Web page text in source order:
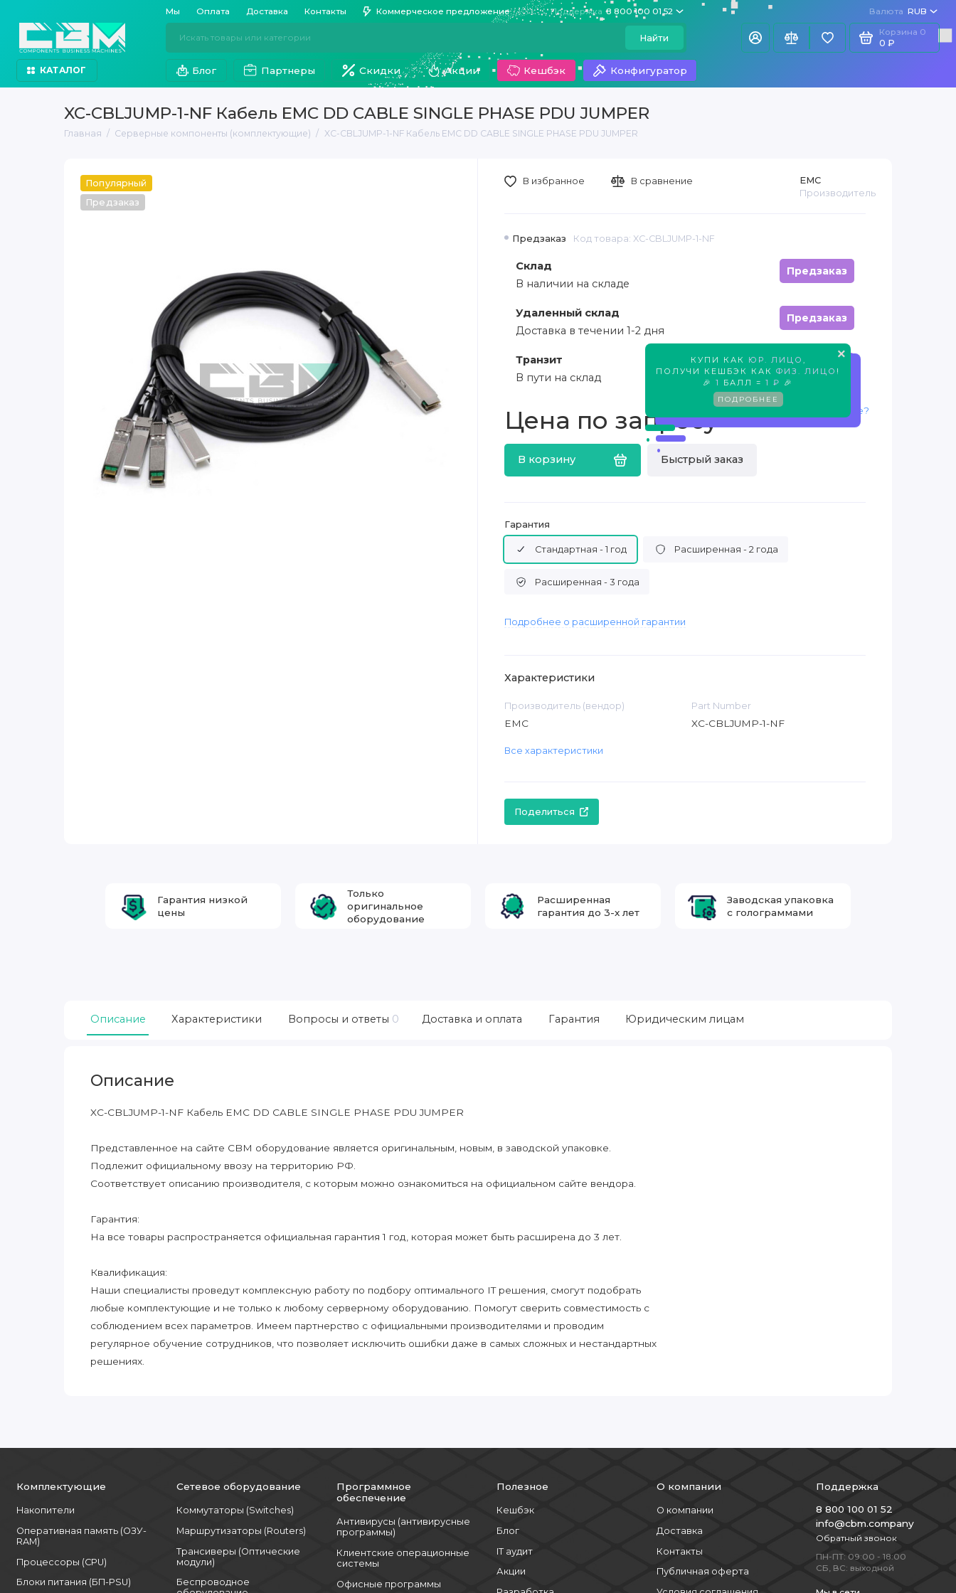
Мы Оплата Доставка Контакты Коммерческое предложение Поддержка 8 800 100 01 52 Валюта RUB
Найти
Корзина 0
0 ₽
КАТАЛОГ Блог Партнеры Скидки Акции Кешбэк Конфигуратор
XC-CBLJUMP-1-NF Кабель EMC DD CABLE SINGLE PHASE PDU JUMPER
Главная Серверные компоненты (комплектующие) XC-CBLJUMP-1-NF Кабель EMC DD CABLE SINGLE PHASE PDU JUMPER
Популярный
Предзаказ
×
КУПИ КАК ЮР. ЛИЦО
ПОЛУЧИ КЕШБЭК КАК ФИЗ. ЛИЦО !
🎉 1 БАЛЛ = 1 ₽ 🎉
ПОДРОБНЕЕ
Предзаказ Код товара: XC-CBLJUMP-1-NF
EMC
Производитель
Склад
Предзаказ
В наличии на складе
Удаленный склад
Предзаказ
Доставка в течении 1-2 дня
Транзит
Предзаказ
В пути на склад
Цена по запросу
В корзину Быстрый заказ
Нашли дешевле?
В избранное В сравнение
Гарантия
Стандартная - 1 год Расширенная - 2 года
Расширенная - 3 года
Подробнее о расширенной гарантии
Характеристики
Производитель (вендор)
EMC
Part Number
XC-CBLJUMP-1-NF
Все характеристики
Поделиться
Гарантия низкой
цены
Только
оригинальное
оборудование
Расширенная
гарантия до 3-х лет
Заводская упаковка
с голограммами
Описание Характеристики Вопросы и ответы 0 Доставка и оплата Гарантия Юридическим лицам
Описание
XC-CBLJUMP-1-NF Кабель EMC DD CABLE SINGLE PHASE PDU JUMPER
Представленное на сайте CBM оборудование является оригинальным, новым, в заводской упаковке.
Подлежит официальному ввозу на территорию РФ.
Соответствует описанию производителя, с которым можно ознакомиться на официальном сайте вендора.
Гарантия:
На все товары распространяется официальная гарантия 1 год, которая может быть расширена до 3 лет.
Квалификация:
Наши специалисты проведут комплексную работу по подбору оптимального IT решения, смогут подобрать
любые комплектующие и не только к любому серверному оборудованию. Помогут сверить совместимость с
соблюдением всех параметров. Имеем партнерство с официальными производителями и проводим
регулярное обучение сотрудников, что позволяет исключить ошибки даже в самых сложных и нестандартных
решениях.
Комплектующие
Накопители
Оперативная память (ОЗУ-
RAM)
Процессоры (CPU)
Блоки питания (БП-PSU)
Сетевое оборудование
Коммутаторы (Switches)
Маршрутизаторы (Routers)
Трансиверы (Оптические
модули)
Беспроводное
Программное
обеспечение
Антивирусы (антивирусные
программы)
Клиентские операционные
системы
Офисные программы
Полезное
Кешбэк
Блог
IT аудит
Акции
О компании
О компании
Доставка
Контакты
Публичная оферта
Поддержка
8 800 100 01 52
info@cbm.company
Обратный звонок
ПН-ПТ: 09:00 - 18:00
СБ, ВС: выходной